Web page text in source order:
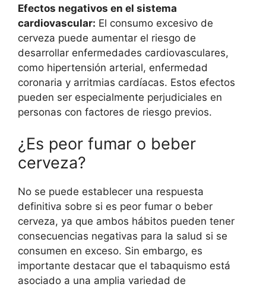
Efectos negativos en el sistema
cardiovascular: El consumo excesivo de
cerveza puede aumentar el riesgo de
desarrollar enfermedades cardiovasculares,
como hipertensión arterial, enfermedad
coronaria y arritmias cardíacas. Estos efectos
pueden ser especialmente perjudiciales en
personas con factores de riesgo previos.
¿Es peor fumar o beber
cerveza?
No se puede establecer una respuesta
definitiva sobre si es peor fumar o beber
cerveza, ya que ambos hábitos pueden tener
consecuencias negativas para la salud si se
consumen en exceso. Sin embargo, es
importante destacar que el tabaquismo está
asociado a una amplia variedad de